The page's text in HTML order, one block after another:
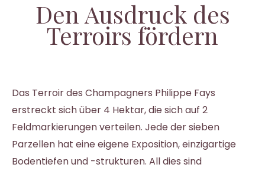
Den Ausdruck des
Terroirs fördern
Das Terroir des Champagners Philippe Fays
erstreckt sich über 4 Hektar, die sich auf 2
Feldmarkierungen verteilen. Jede der sieben
Parzellen hat eine eigene Exposition, einzigartige
Bodentiefen und -strukturen. All dies sind